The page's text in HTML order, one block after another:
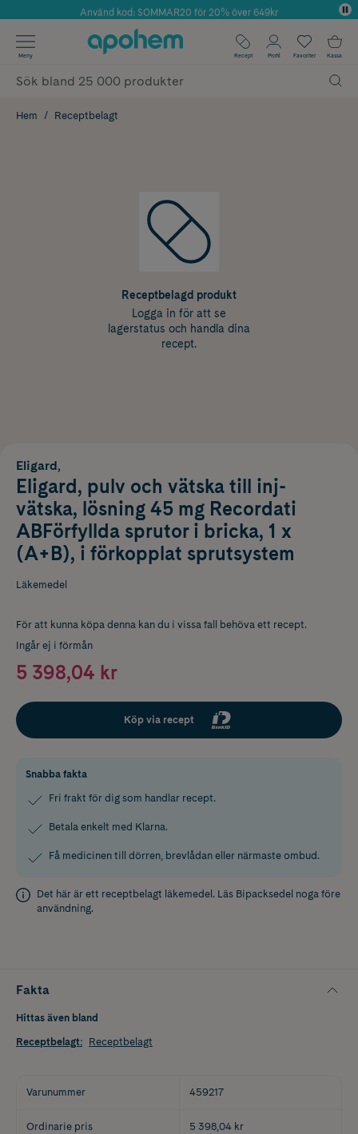
Årets Butik 2025 inom Skönhet
Använd kod: SOMMAR20 för 20% över 649kr
✓ Fri frakt
✓ Poäng på alla köp*
Meny Recept Profil Favoriter Kassa
Hem Receptbelagt
Receptbelagd produkt
Logga in för att se
lagerstatus och handla dina
recept.
Eligard,
Eligard, pulv och vätska till inj-
vätska, lösning 45 mg Recordati
ABFörfyllda sprutor i bricka, 1 x
(A+B), i förkopplat sprutsystem
Läkemedel
För att kunna köpa denna kan du i vissa fall behöva ett recept.
Ingår ej i förmån
5 398,04 kr
Köp via recept
Snabba fakta
Fri frakt för dig som handlar recept.
Betala enkelt med Klarna.
Få medicinen till dörren, brevlådan eller närmaste ombud.
Det här är ett receptbelagt läkemedel. Läs Bipacksedel noga före
användning.
Fakta
Hittas även bland
Receptbelagt: Receptbelagt
Varunummer 459217
Ordinarie pris 5 398,04 kr